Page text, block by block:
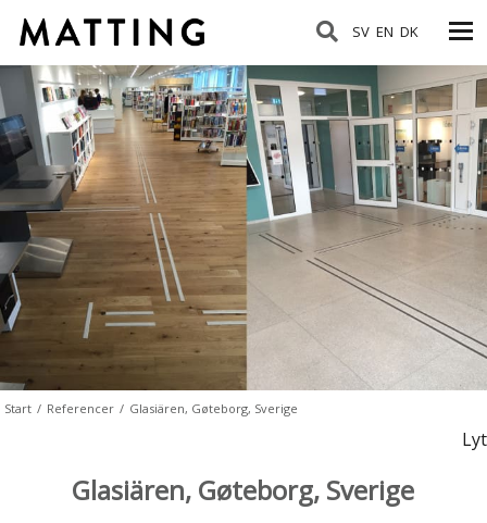
SV EN DK
Start / Referencer / Glasiären, Gøteborg, Sverige
Lyt
Glasiären, Gøteborg, Sverige